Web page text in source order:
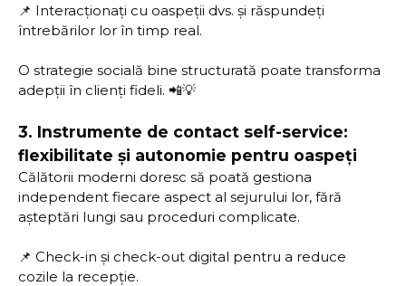
📌 Interacționați cu oaspeții dvs. și răspundeți
întrebărilor lor în timp real.
O strategie socială bine structurată poate transforma
adepții în clienți fideli. 📲💡
3. Instrumente de contact self-service:
flexibilitate și autonomie pentru oaspeți
Călătorii moderni doresc să poată gestiona
independent fiecare aspect al sejurului lor, fără
așteptări lungi sau proceduri complicate.
📌 Check-in și check-out digital pentru a reduce
cozile la recepție.